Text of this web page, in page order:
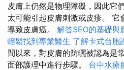
皮膚上仍然是物理障礙，因此它
太可能引起皮膚刺激或皮疹。 它
導致皮膚癌。 解答SEO的基礎與
輕鬆找到專業醫生 了解卡式台胞
間以來，對皮膚的防曬被認為是
面部護理中進行步驟。 台中水療